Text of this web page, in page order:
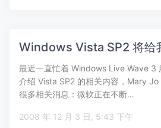
Windows Vista SP2 将给
最近一直忙着 Windows Live Wave 3
介绍 Vista SP2 的相关内容，Mary Jo
很多相关消息：微软正在不断…
2008 年 12 月 3 日, 5:43 下午